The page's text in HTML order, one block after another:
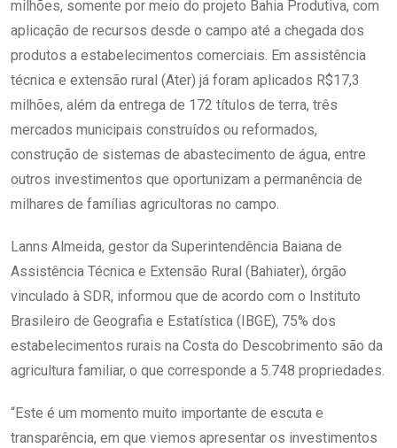
milhões, somente por meio do projeto Bahia Produtiva, com
aplicação de recursos desde o campo até a chegada dos
produtos a estabelecimentos comerciais. Em assistência
técnica e extensão rural (Ater) já foram aplicados R$17,3
milhões, além da entrega de 172 títulos de terra, três
mercados municipais construídos ou reformados,
construção de sistemas de abastecimento de água, entre
outros investimentos que oportunizam a permanência de
milhares de famílias agricultoras no campo.
Lanns Almeida, gestor da Superintendência Baiana de
Assistência Técnica e Extensão Rural (Bahiater), órgão
vinculado à SDR, informou que de acordo com o Instituto
Brasileiro de Geografia e Estatística (IBGE), 75% dos
estabelecimentos rurais na Costa do Descobrimento são da
agricultura familiar, o que corresponde a 5.748 propriedades.
“Este é um momento muito importante de escuta e
transparência, em que viemos apresentar os investimentos